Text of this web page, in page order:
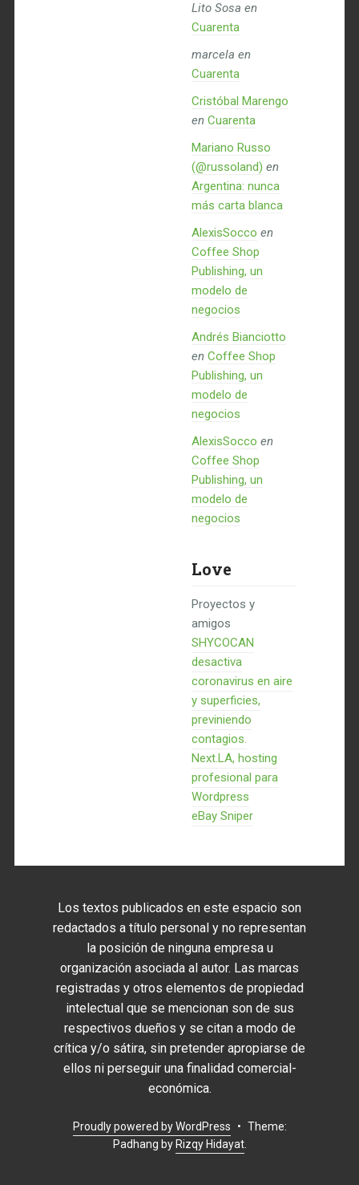
Lito Sosa en
Cuarenta
marcela en
Cuarenta
Cristóbal Marengo
en Cuarenta
Mariano Russo
(@russoland) en
Argentina: nunca
más carta blanca
AlexisSocco en
Coffee Shop
Publishing, un
modelo de
negocios
Andrés Bianciotto
en Coffee Shop
Publishing, un
modelo de
negocios
AlexisSocco en
Coffee Shop
Publishing, un
modelo de
negocios
Love
Proyectos y
amigos
SHYCOCAN
desactiva
coronavirus en aire
y superficies,
previniendo
contagios.
Next.LA, hosting
profesional para
Wordpress
eBay Sniper
Los textos publicados en este espacio son
redactados a título personal y no representan
la posición de ninguna empresa u
organización asociada al autor. Las marcas
registradas y otros elementos de propiedad
intelectual que se mencionan son de sus
respectivos dueños y se citan a modo de
crítica y/o sátira, sin pretender apropiarse de
ellos ni perseguir una finalidad comercial-
económica.
Proudly powered by WordPress • Theme:
Padhang by Rizqy Hidayat.